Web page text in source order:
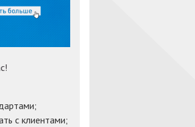
с клиентами;